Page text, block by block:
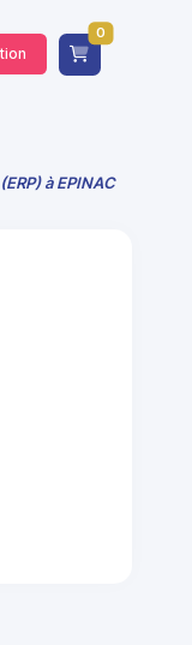
0
à EPINAC